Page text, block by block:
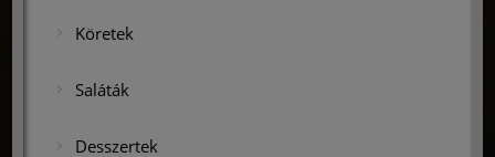
Köretek
Saláták
Desszertek